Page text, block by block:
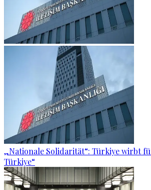
„Nationale Solidarität“: Türkiye wirbt
Türkiye“